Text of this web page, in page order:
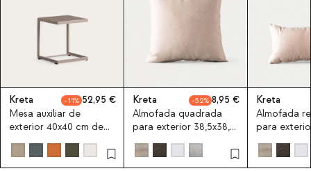
Kreta 11
52,95
Mesa auxiliar de
exterior 40x40 cm de
aluminio Kreta Colours
Kreta 52
8,95
Almofada quadrada
para exterior 38,5x38,5
cm em tecido Kreta
Kreta
Almofada
para
cm em